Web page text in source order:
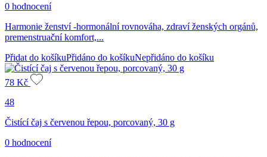
0 hodnocení
Harmonie ženství -hormonální rovnováha, zdraví ženských orgánů,
premenstruační komfort,...
Přidat do košíkuPřidáno do košíkuNepřidáno do košíku
78 Kč
48
Čistící čaj s červenou řepou, porcovaný, 30 g
0 hodnocení